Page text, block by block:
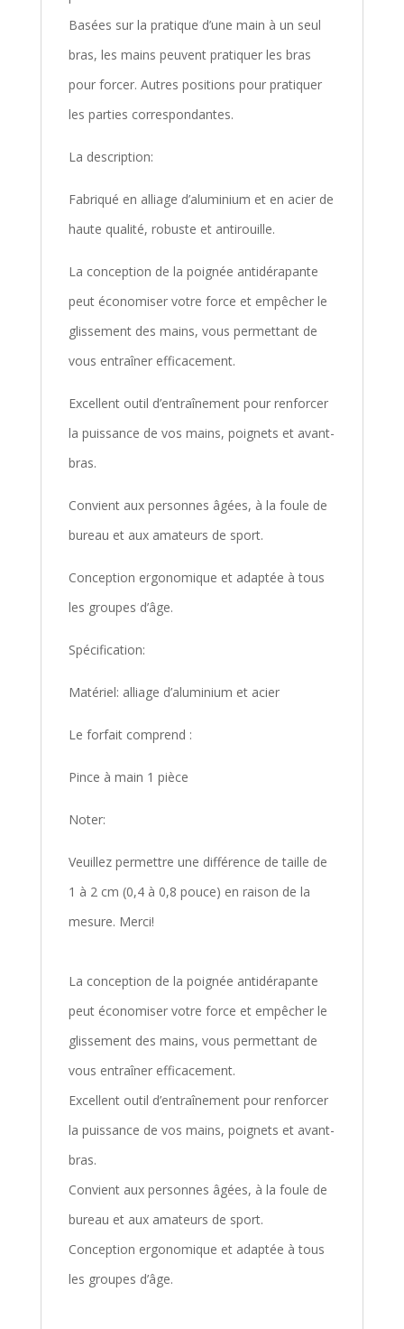
Basées sur la pratique d’une main à un seul
bras, les mains peuvent pratiquer les bras
pour forcer. Autres positions pour pratiquer
les parties correspondantes.
La description:
Fabriqué en alliage d’aluminium et en acier de
haute qualité, robuste et antirouille.
La conception de la poignée antidérapante
peut économiser votre force et empêcher le
glissement des mains, vous permettant de
vous entraîner efficacement.
Excellent outil d’entraînement pour renforcer
la puissance de vos mains, poignets et avant-
bras.
Convient aux personnes âgées, à la foule de
bureau et aux amateurs de sport.
Conception ergonomique et adaptée à tous
les groupes d’âge.
Spécification:
Matériel: alliage d’aluminium et acier
Le forfait comprend :
Pince à main 1 pièce
Noter:
Veuillez permettre une différence de taille de
1 à 2 cm (0,4 à 0,8 pouce) en raison de la
mesure. Merci!
La conception de la poignée antidérapante
peut économiser votre force et empêcher le
glissement des mains, vous permettant de
vous entraîner efficacement.
Excellent outil d’entraînement pour renforcer
la puissance de vos mains, poignets et avant-
bras.
Convient aux personnes âgées, à la foule de
bureau et aux amateurs de sport.
Conception ergonomique et adaptée à tous
les groupes d’âge.